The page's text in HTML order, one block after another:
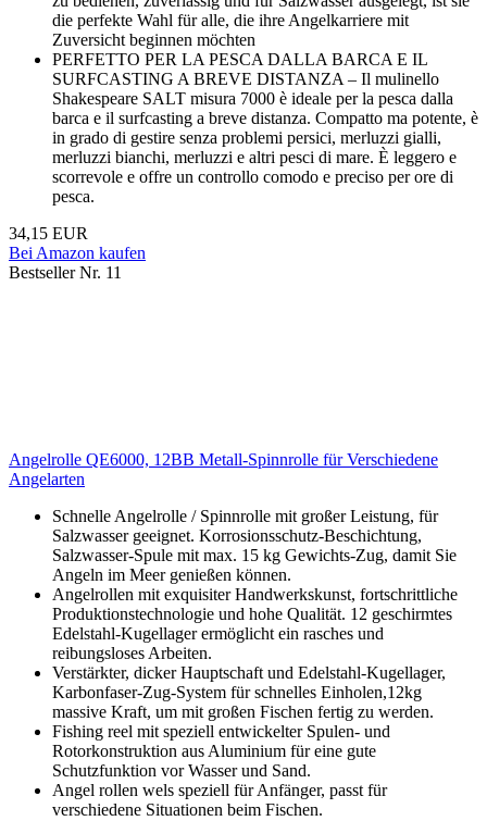
die perfekte Wahl für alle, die ihre Angelkarriere mit
Zuversicht beginnen möchten
PERFETTO PER LA PESCA DALLA BARCA E IL
SURFCASTING A BREVE DISTANZA – Il mulinello
Shakespeare SALT misura 7000 è ideale per la pesca dalla
barca e il surfcasting a breve distanza. Compatto ma potente, è
in grado di gestire senza problemi persici, merluzzi gialli,
merluzzi bianchi, merluzzi e altri pesci di mare. È leggero e
scorrevole e offre un controllo comodo e preciso per ore di
pesca.
34,15 EUR
Bei Amazon kaufen
Bestseller Nr. 11
Angelrolle QE6000, 12BB Metall-Spinnrolle für Verschiedene
Angelarten
Schnelle Angelrolle / Spinnrolle mit großer Leistung, für
Salzwasser geeignet. Korrosionsschutz-Beschichtung,
Salzwasser-Spule mit max. 15 kg Gewichts-Zug, damit Sie
Angeln im Meer genießen können.
Angelrollen mit exquisiter Handwerkskunst, fortschrittliche
Produktionstechnologie und hohe Qualität. 12 geschirmtes
Edelstahl-Kugellager ermöglicht ein rasches und
reibungsloses Arbeiten.
Verstärkter, dicker Hauptschaft und Edelstahl-Kugellager,
Karbonfaser-Zug-System für schnelles Einholen,12kg
massive Kraft, um mit großen Fischen fertig zu werden.
Fishing reel mit speziell entwickelter Spulen- und
Rotorkonstruktion aus Aluminium für eine gute
Schutzfunktion vor Wasser und Sand.
Angel rollen wels speziell für Anfänger, passt für
verschiedene Situationen beim Fischen.